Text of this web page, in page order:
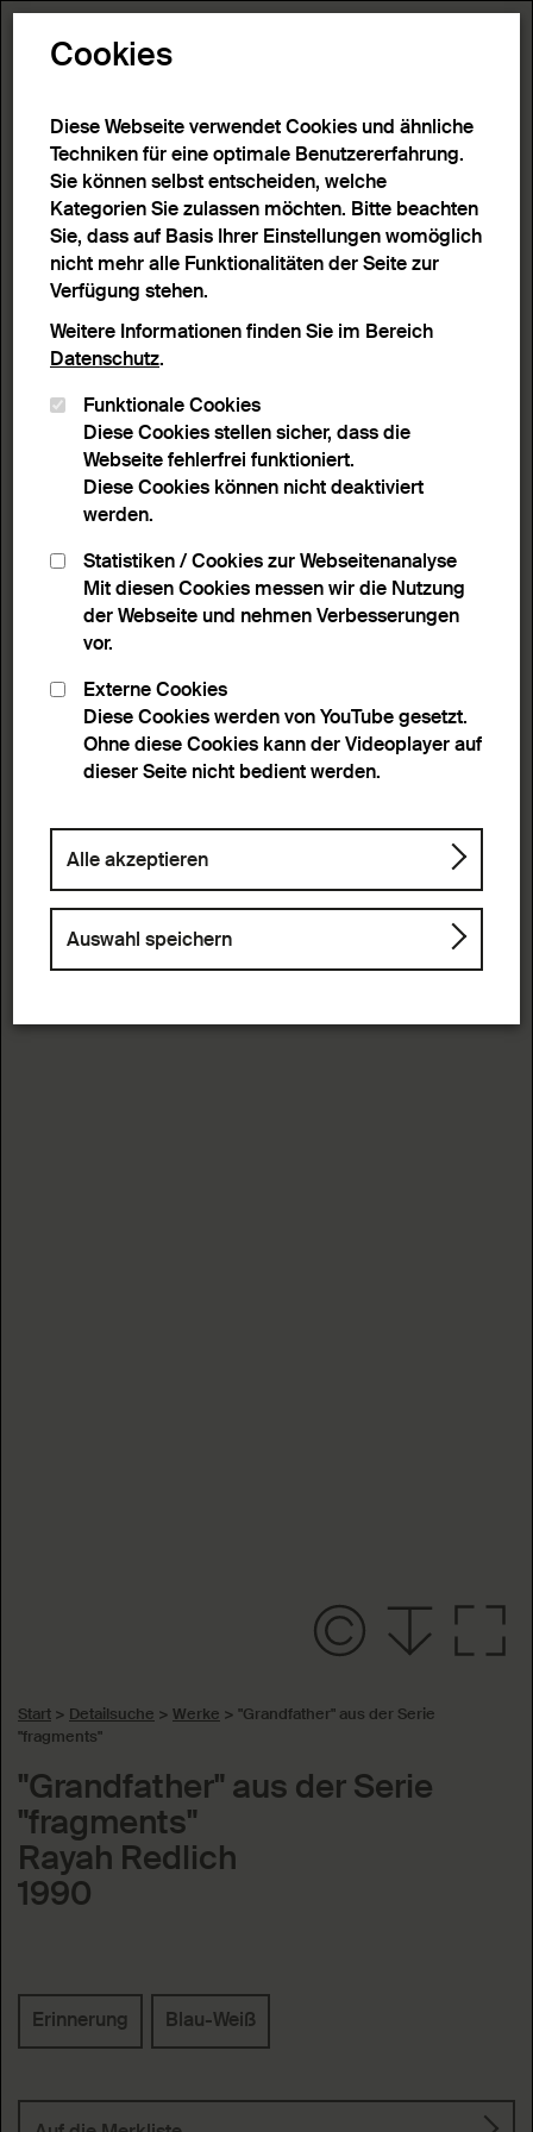
Start > Detailsuche > Werke > "Grandfather" aus der Serie
"fragments"
"Grandfather" aus der Serie
"fragments"
Rayah Redlich
1990
Schlagworte
Erinnerung
Blau-Weiß
Cookies
Diese Webseite verwendet Cookies und ähnliche
Techniken für eine optimale Benutzererfahrung.
Sie können selbst entscheiden, welche
Kategorien Sie zulassen möchten. Bitte beachten
Sie, dass auf Basis Ihrer Einstellungen womöglich
nicht mehr alle Funktionalitäten der Seite zur
Verfügung stehen.
Weitere Informationen finden Sie im Bereich
Datenschutz.
Funktionale Cookies
Diese Cookies stellen sicher, dass die
Webseite fehlerfrei funktioniert.
Diese Cookies können nicht deaktiviert
werden.
Statistiken / Cookies zur Webseitenanalyse
Mit diesen Cookies messen wir die Nutzung
der Webseite und nehmen Verbesserungen
vor.
Externe Cookies
Diese Cookies werden von YouTube gesetzt.
Ohne diese Cookies kann der Videoplayer auf
dieser Seite nicht bedient werden.
Alle akzeptieren
Auswahl speichern